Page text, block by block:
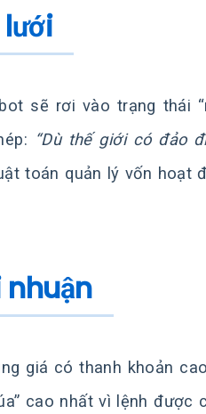
sẽ rơi vào trạng thái
“Dù thế giới có đảo
toán quản lý vốn hoạt
giá có thanh khoản
cao nhất vì lệnh